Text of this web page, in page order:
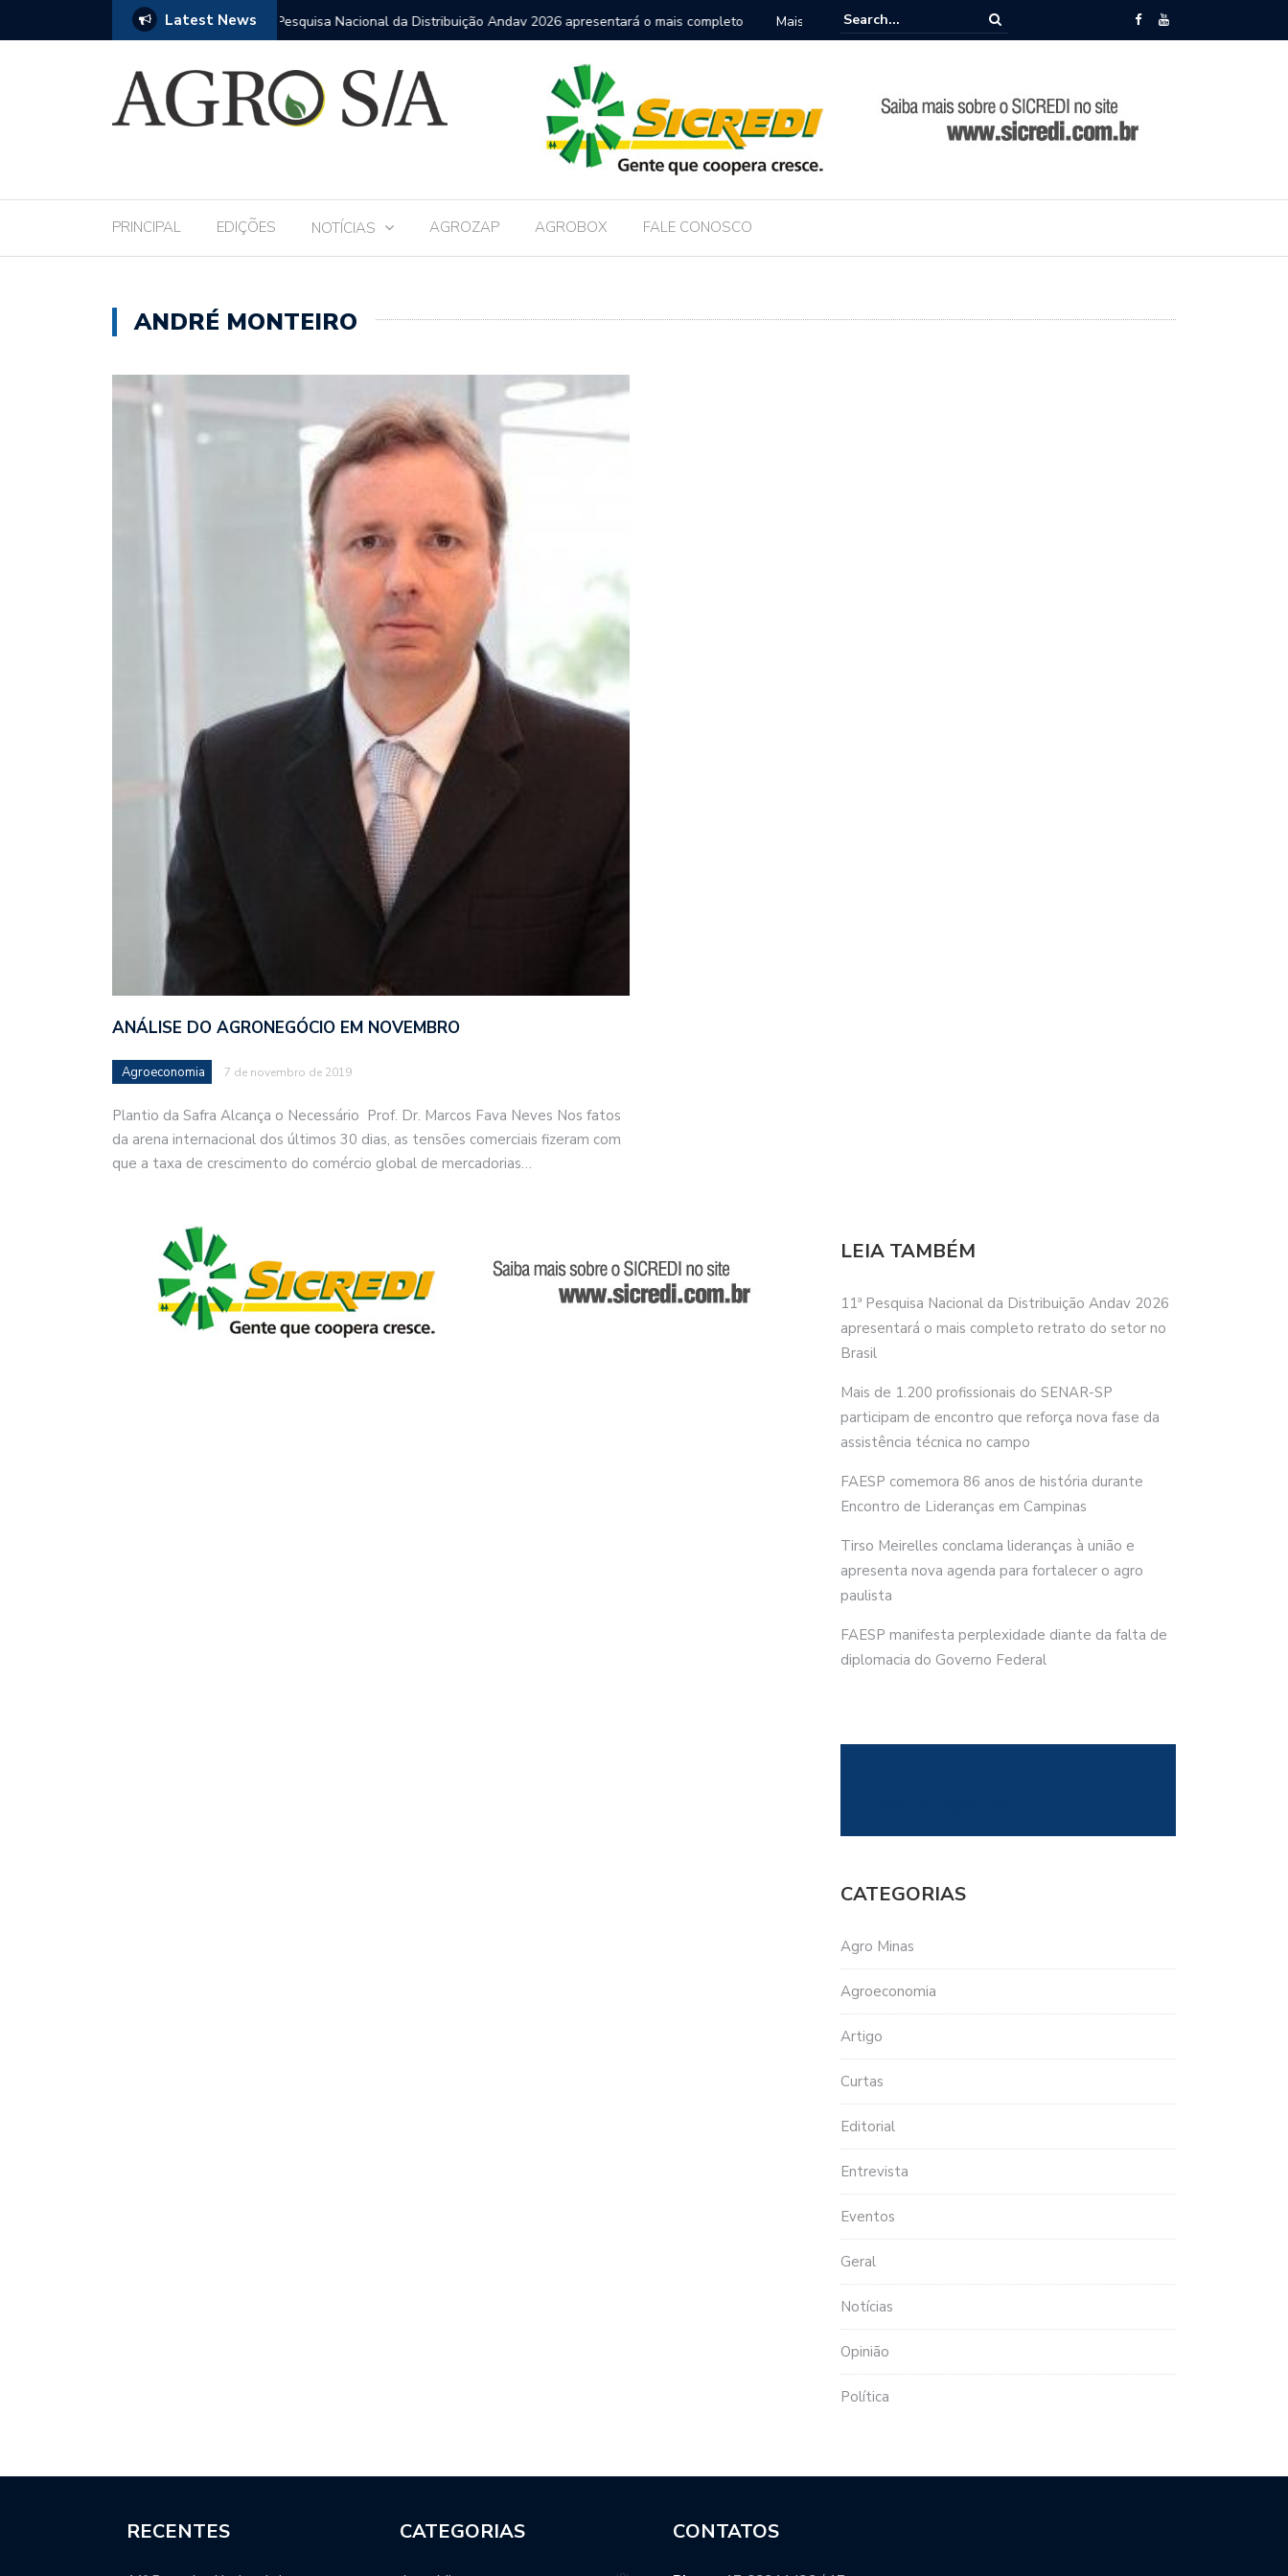
Latest News
2026 apresentará o mais completo
Mais de 1.200 profissionais do SENAR-SP participam de encontro que reforça nova
fase da assistência técnica no campo
FAESP comemora 86 anos de história durante Encontro de Lideranças em
PRINCIPAL EDIÇÕES NOTÍCIAS AGROZAP AGROBOX FALE CONOSCO
ANDRÉ MONTEIRO
ANÁLISE DO AGRONEGÓCIO EM NOVEMBRO
Agroeconomia 7 de novembro de 2019
Plantio da Safra Alcança o Necessário Prof. Dr. Marcos Fava Neves Nos fatos
da arena internacional dos últimos 30 dias, as tensões comerciais fizeram com
que a taxa de crescimento do comércio global de mercadorias…
LEIA TAMBÉM
11ª Pesquisa Nacional da Distribuição Andav 2026
apresentará o mais completo retrato do setor no
Brasil
Mais de 1.200 profissionais do SENAR-SP
participam de encontro que reforça nova fase da
assistência técnica no campo
FAESP comemora 86 anos de história durante
Encontro de Lideranças em Campinas
Tirso Meirelles conclama lideranças à união e
apresenta nova agenda para fortalecer o agro
paulista
FAESP manifesta perplexidade diante da falta de
diplomacia do Governo Federal
CATEGORIAS
Agro Minas
Agroeconomia
Artigo
Curtas
Editorial
Entrevista
Eventos
Geral
Notícias
Opinião
Política
RECENTES CATEGORIAS CONTATOS